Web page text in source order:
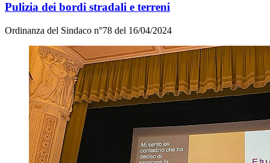
Pulizia dei bordi stradali e terreni
Ordinanza del Sindaco n°78 del 16/04/2024